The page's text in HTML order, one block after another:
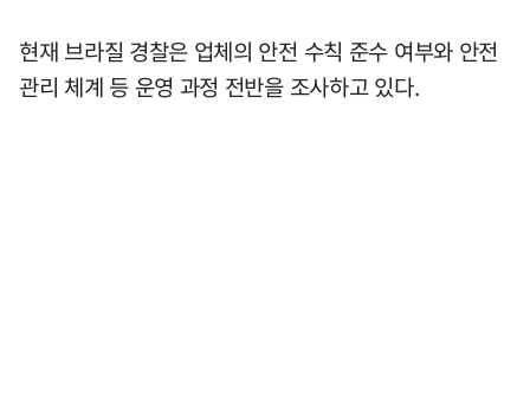
현재 브라질 경찰은 업체의 안전 수칙 준수 여부와 안전
관리 체계 등 운영 과정 전반을 조사하고 있다.